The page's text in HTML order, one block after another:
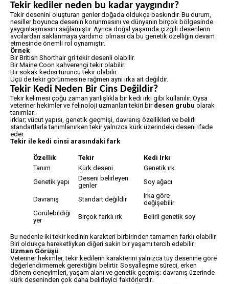
Tekir kediler neden bu kadar yaygındır?
Tekir desenini oluşturan genler doğada oldukça baskındır. Bu durum,
nesiller boyunca desenin korunmasını ve dünyanın birçok bölgesinde
yaygınlaşmasını sağlamıştır. Ayrıca doğal yaşamda çizgili desenlerin
avcılardan saklanmaya yardımcı olması da bu genetik özelliğin devam
etmesinde önemli rol oynamıştır.
Örnek
Bir British Shorthair gri tekir desenli olabilir.
Bir Maine Coon kahverengi tekir olabilir.
Bir sokak kedisi turuncu tekir olabilir.
Üçü de tekir görünmesine rağmen aynı ırka ait değildir.
Tekir Kedi Neden Bir Cins Değildir?
Tekir kelimesi çoğu zaman yanlışlıkla bir kedi ırkı gibi kullanılır. Oysa
veteriner hekimler ve felinoloji uzmanları tekiri bir desen grubu olarak
tanımlar.
Irklar; vücut yapısı, genetik geçmişi, davranış özellikleri ve belirli
standartlarla tanımlanırken tekir yalnızca kürk üzerindeki deseni ifade
eder.
Tekir ile kedi cinsi arasındaki fark
Özellik Tekir
Kedi Irkı
Tanım
Kürk deseni
Genetik ırk
Genetik yapı
Deseni belirleyen
genler
Soy ağacı
Davranış Standart değildir
Irka göre
değişebilir
Görülebildiği
yer
Birçok farklı ırk Belirli genetik soy
Bu nedenle iki tekir kedinin karakteri birbirinden tamamen farklı olabilir.
Biri oldukça hareketliyken diğeri sakin bir yaşamı tercih edebilir.
Uzman Görüşü
Veteriner hekimler, tekir kedilerin karakterini yalnızca tüy desenine göre
değerlendirmemek gerektiğini belirtir. Sosyalleşme süreci, erken
dönem deneyimleri, yaşam alanı ve genetik geçmiş; davranış üzerinde
kürk deseninden çok daha belirleyici faktörlerdir.